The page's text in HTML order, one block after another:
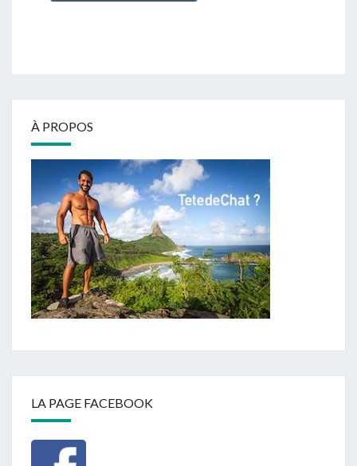
À PROPOS
LA PAGE FACEBOOK